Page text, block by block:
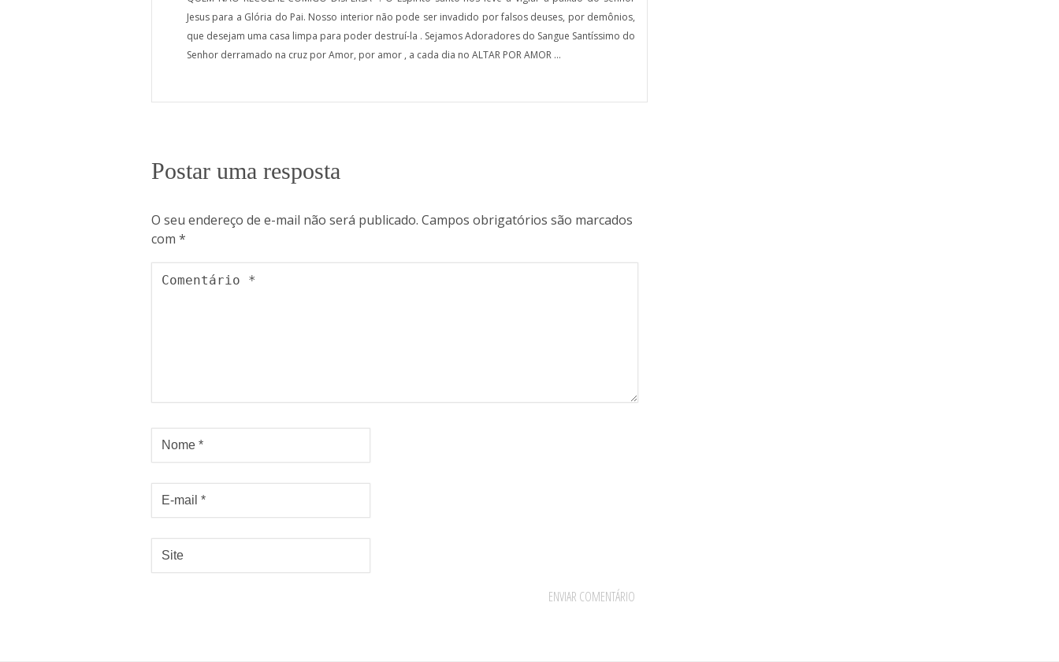
Jesus para a Glória do Pai. Nosso interior não pode ser invadido por falsos deuses, por demônios,
que desejam uma casa limpa para poder destruí-la . Sejamos Adoradores do Sangue Santíssimo do
Senhor derramado na cruz por Amor, por amor , a cada dia no ALTAR POR AMOR …
Postar uma resposta
O seu endereço de e-mail não será publicado. Campos obrigatórios são marcados
com *